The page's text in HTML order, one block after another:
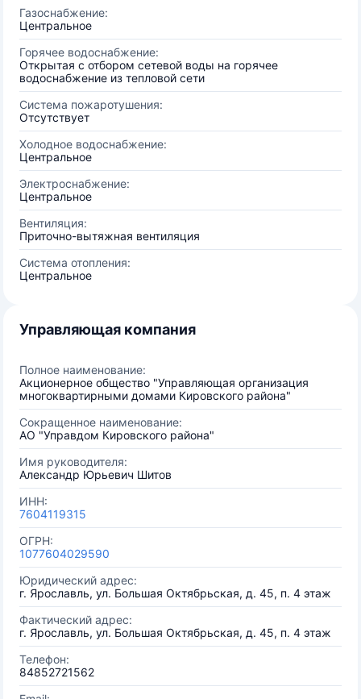
Газоснабжение:
Центральное
Горячее водоснабжение:
Открытая с отбором сетевой воды на горячее
водоснабжение из тепловой сети
Система пожаротушения:
Отсутствует
Холодное водоснабжение:
Центральное
Электроснабжение:
Центральное
Вентиляция:
Приточно-вытяжная вентиляция
Система отопления:
Центральное
Управляющая компания
Полное наименование:
Акционерное общество "Управляющая организация
многоквартирными домами Кировского района"
Сокращенное наименование:
АО "Управдом Кировского района"
Имя руководителя:
Александр Юрьевич Шитов
ИНН:
7604119315
ОГРН:
1077604029590
Юридический адрес:
г. Ярославль, ул. Большая Октябрьская, д. 45, п. 4 этаж
Фактический адрес:
г. Ярославль, ул. Большая Октябрьская, д. 45, п. 4 этаж
Телефон:
84852721562